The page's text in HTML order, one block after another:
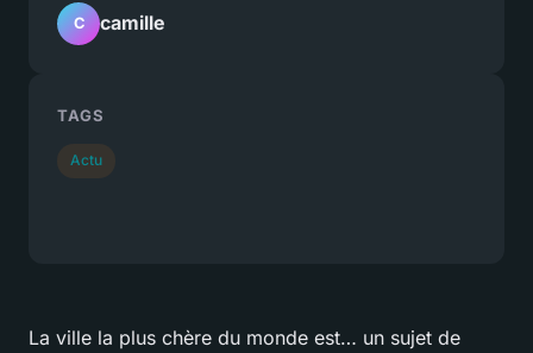
La ville la plus chère du monde est… un sujet de
C camille
TAGS
Actu